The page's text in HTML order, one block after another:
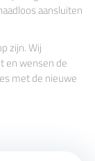
aansluiten
zijn. Wij
en wensen de
met de nieuwe